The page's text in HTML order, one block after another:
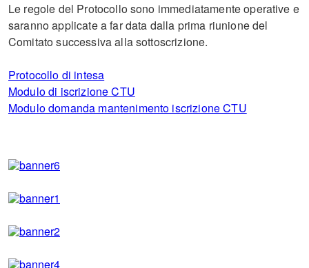
Le regole del Protocollo sono immediatamente operative e
saranno applicate a far data dalla prima riunione del
Comitato successiva alla sottoscrizione.
Protocollo di intesa
Modulo di iscrizione CTU
Modulo domanda mantenimento iscrizione CTU